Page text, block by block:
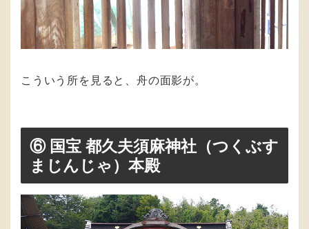
こういう所を見ると、舟の面影が。
⑥ 国宝 都久夫須麻神社（つくぶす
まじんじゃ）本殿